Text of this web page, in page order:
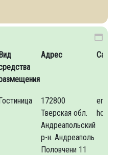
Вид
Адрес Сайт
172800
Тверская обл.
Андреапольский
р-н. Андреаполь
Половчени 11